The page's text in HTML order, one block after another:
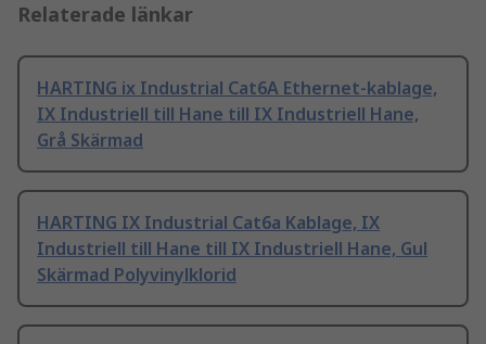
Relaterade länkar
HARTING ix Industrial Cat6A Ethernet-kablage,
IX Industriell till Hane till IX Industriell Hane,
Grå Skärmad
HARTING IX Industrial Cat6a Kablage, IX
Industriell till Hane till IX Industriell Hane, Gul
Skärmad Polyvinylklorid